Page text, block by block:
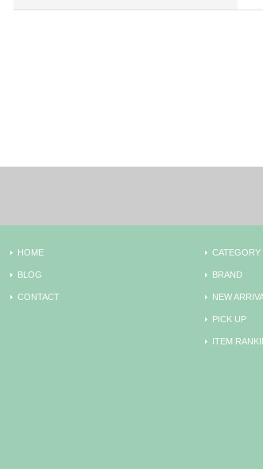
HOME
BLOG
CONTACT
CATEGORY
BRAND
NEW
PICK UP
ITEM